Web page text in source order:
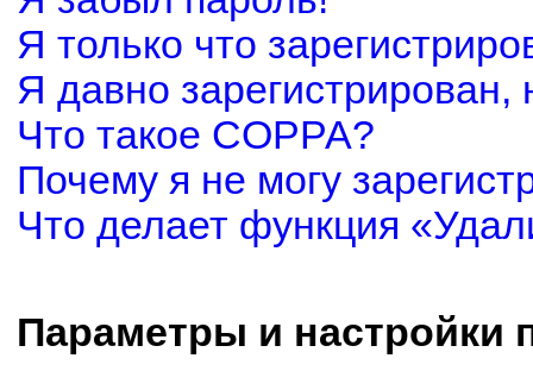
Я только что
Я давно
Что такое COPPA?
Почему я не могу
Что делает функция
Параметры и настройки